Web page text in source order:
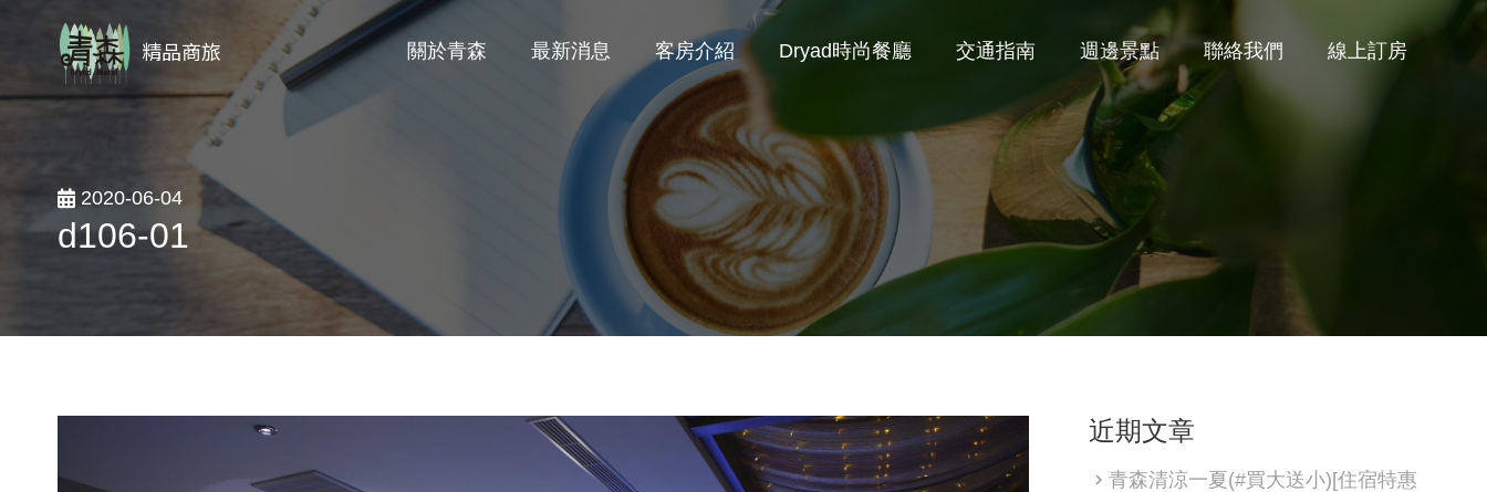
精品商旅 關於青森 最新消息 客房介紹 Dryad時尚餐廳 交通指南 週邊景點 聯絡我們 線上訂房
2020-06-04
d106-01
近期文章
青森清涼一夏(#買大送小)[住宿特惠